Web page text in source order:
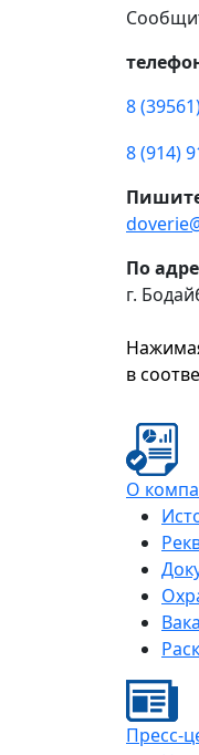
8
8 (914)
По
г.
в
О
Пресс-